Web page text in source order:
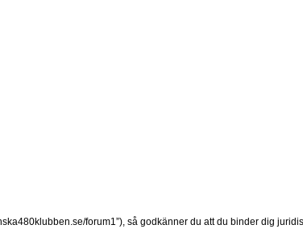
forum1”), så godkänner du att du binder dig